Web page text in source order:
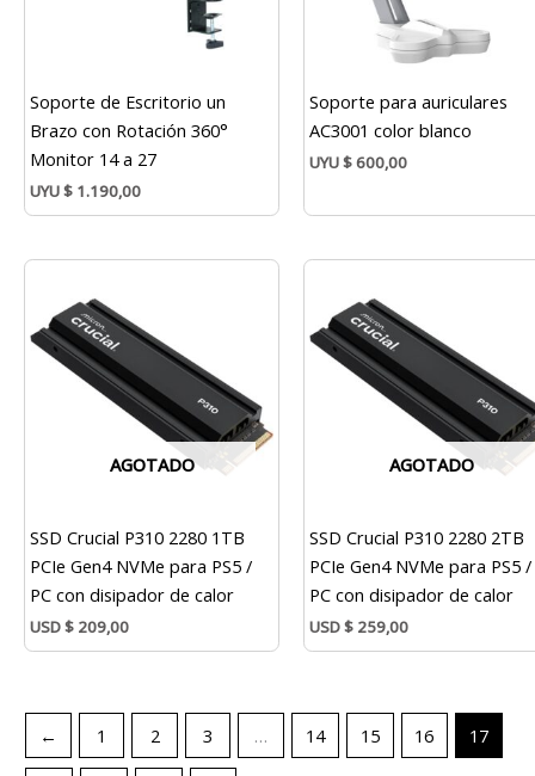
Soporte de Escritorio un
Brazo con Rotación 360°
Monitor 14 a 27
UYU$ 1.190,00
Soporte para auriculares
AC3001 color blanco
UYU$600,00
AGOTADO
SSD Crucial P310 2280 1TB
PCIe Gen4 NVMe para PS5 /
PC con disipador de calor
USD$ 209,00
AGOTADO
SSD Crucial P310 2280 2TB
PCIe Gen4 NVMe para PS5 /
PC con disipador de calor
USD$ 259,00
← 1 2 3 … 14 15 16 17